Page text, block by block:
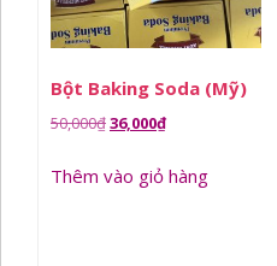
Bột Baking Soda (Mỹ)
50,000₫Giá
là:
36,000₫Giá
tại
Thêm vào giỏ hàng